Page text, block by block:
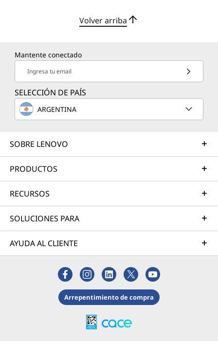
Volver arriba
Mantente conectado
Ingresa tu email
SELECCIÓN DE PAÍS
ARGENTINA
SOBRE LENOVO
PRODUCTOS
RECURSOS
SOLUCIONES PARA
AYUDA AL CLIENTE
Arrepentimiento de compra